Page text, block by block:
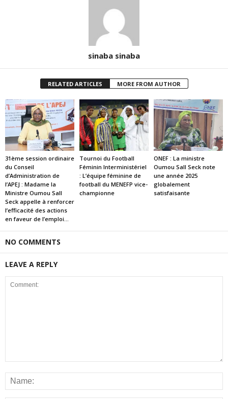
sinaba sinaba
RELATED ARTICLES MORE FROM AUTHOR
31ème session ordinaire
du Conseil
d’Administration de
l’APEJ : Madame la
Ministre Oumou Sall
Seck appelle à renforcer
l’efficacité des actions
en faveur de l’emploi...
Tournoi du Football
Féminin Interministériel
: L’équipe féminine de
football du MENEFP vice-
championne
ONEF : La ministre
Oumou Sall Seck note
une année 2025
globalement
satisfaisante
NO COMMENTS
LEAVE A REPLY